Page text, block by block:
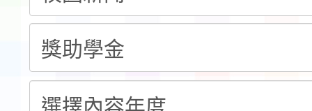
程安排一案
「桃園市補助參觀特色
展演活動實施計畫」
請一案